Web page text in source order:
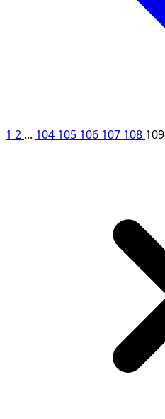
1 2 ... 104 105 106 107 108 109